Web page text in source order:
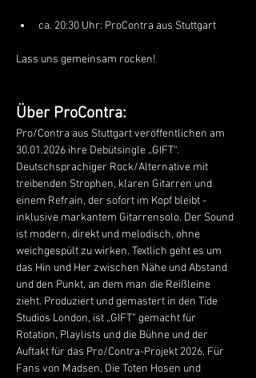
ca. 20:30 Uhr: ProContra aus Stuttgart
Lass uns gemeinsam rocken!
Über ProContra:
Pro/Contra aus Stuttgart veröffentlichen am
30.01.2026 ihre Debütsingle „GIFT“.
Deutschsprachiger Rock/Alternative mit
treibenden Strophen, klaren Gitarren und
einem Refrain, der sofort im Kopf bleibt -
inklusive markantem Gitarrensolo. Der Sound
ist modern, direkt und melodisch, ohne
weichgespült zu wirken. Textlich geht es um
das Hin und Her zwischen Nähe und Abstand
und den Punkt, an dem man die Reißleine
zieht. Produziert und gemastert in den Tide
Studios London, ist „GIFT“ gemacht für
Rotation, Playlists und die Bühne und der
Auftakt für das Pro/Contra-Projekt 2026. Für
Fans von Madsen, Die Toten Hosen und